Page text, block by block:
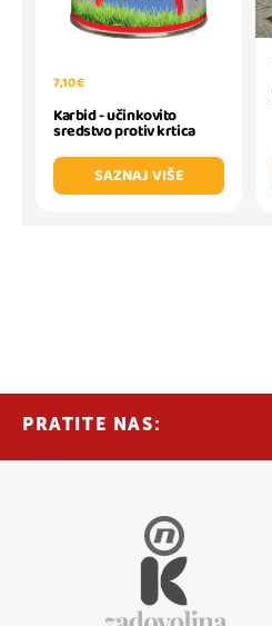
7,10 €
Karbid - učinkovito
sredstvo protiv krtica
SAZNAJ VIŠE
PRATITE NAS: